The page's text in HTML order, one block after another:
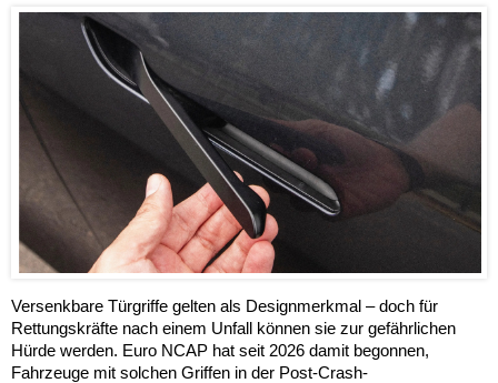
Versenkbare Türgriffe gelten als Designmerkmal – doch für
Rettungskräfte nach einem Unfall können sie zur gefährlichen
Hürde werden. Euro NCAP hat seit 2026 damit begonnen,
Fahrzeuge mit solchen Griffen in der Post-Crash-